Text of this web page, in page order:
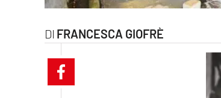
cosenzachannel.it
FRANCESCA GIOFRÈ